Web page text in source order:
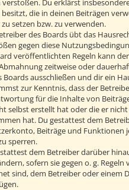
verstoßen. Du erklärst
besitzt, die in deinen Beiträgen
zu setzen bzw. zu verwenden.
des Boards übt das
gegen diese
veröffentlichten Regeln kann
zeitweise oder
Boards ausschließen und dir ein
zur Kenntnis, dass der
für die Inhalte von
selbst erstellt hat oder die er
hat. Du gestattest dem
Beiträge und Funktionen
sperren.
dem Betreiber darüber
sofern sie gegen o. g.
sind, dem Betreiber oder einem